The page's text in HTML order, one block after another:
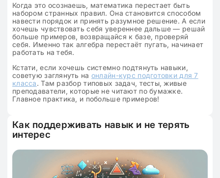
Когда это осознаешь, математика перестает быть
набором странных правил. Она становится способом
навести порядок и принять разумное решение. А если
хочешь чувствовать себя увереннее дальше — решай
больше примеров, возвращайся к базе, проверяй
себя. Именно так алгебра перестаёт пугать, начинает
работать на тебя.
Кстати, если хочешь системно подтянуть навыки,
советую заглянуть на онлайн-курс подготовки для 7
класса. Там разбор типовых задач, тесты, живые
преподаватели, которые не читают по бумажке.
Главное практика, и побольше примеров!
Как поддерживать навык и не терять
интерес